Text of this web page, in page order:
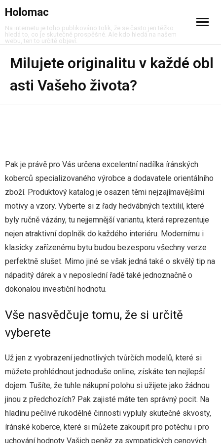
Holomac
Na internetu je toho publikováno tolik, že se často jen těžko
hledá to, co je skutečně prospěšné. Ale kdo hledá na našem
webu, ten to určitě objeví.
Cestování
Dům a byt
Móda
Peníze
Služby
Sport
Web
Zábava
Milujete originalitu v každé obl
asti Vašeho života?
Pak je právě pro Vás určena excelentní nadílka íránských
koberců specializovaného výrobce a dodavatele orientálního
zboží. Produktový katalog je osazen těmi nejzajímavějšími
motivy a vzory. Vyberte si z řady hedvábných textilií, které
byly ručně vázány, tu nejjemnější variantu, která reprezentuje
nejen atraktivní doplněk do každého interiéru. Modernímu i
klasicky zařízenému bytu budou bezesporu všechny verze
perfektně slušet. Mimo jiné se však jedná také o skvělý tip na
nápaditý dárek a v neposlední řadě také jednoznačně o
dokonalou investiční hodnotu.
Vše nasvědčuje tomu, že si určitě
vyberete
Už jen z vyobrazení jednotlivých tvůrčích modelů, které si
můžete prohlédnout jednoduše online, získáte ten nejlepší
dojem. Tušíte, že tuhle nákupní polohu si užijete jako žádnou
jinou z předchozích? Pak zajisté máte ten správný pocit. Na
hladinu pečlivé rukodělné činnosti vypluly skutečné skvosty,
íránské koberce, které si můžete zakoupit pro potěchu i pro
uchování hodnoty Vašich peněz za sympatických cenových